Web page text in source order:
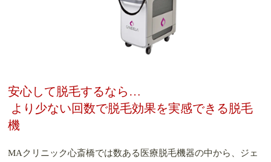
安心して脱毛するなら…
より少ない回数で脱毛効果を実感できる脱毛
機
MAクリニック心斎橋では数ある医療脱毛機器の中から、ジェ